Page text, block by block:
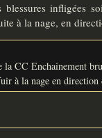
blessures infligées
à la nage, en
CC Enchainement
à la nage en